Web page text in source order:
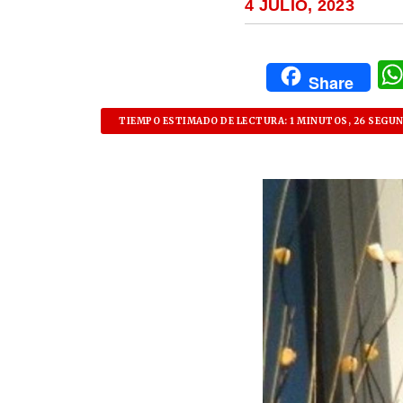
4 JULIO, 2023
Share
TIEMPO ESTIMADO DE LECTURA: 1 MINUTOS, 26